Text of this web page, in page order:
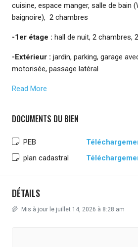
cuisine, espace manger, salle de bain
baignoire), 2 chambres
-1er étage : hall de nuit, 2 chambres,
-Extérieur : jardin, parking, garage
motorisée, passage latéral
Read More
DOCUMENTS DU BIEN
PEB
plan cadastral
DÉTAILS
Mis à jour le juillet 14, 2026 à 8:28 am